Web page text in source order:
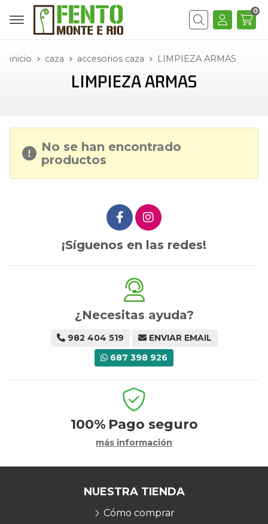
Buscar
0
inicio caza accesorios caza LIMPIEZA ARMAS
LIMPIEZA ARMAS
No se han encontrado
productos
¡Síguenos en las redes!
¿Necesitas ayuda?
982 404 519
ENVIAR EMAIL
687 398 926
100% Pago seguro
más información
NUESTRA TIENDA
Cómo comprar